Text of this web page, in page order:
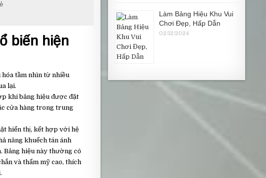
biến hiện
hóa tầm nhìn từ nhiều
lại.
khi bảng hiệu được đặt
cửa hàng trong trung
hiển thị, kết hợp với hệ
năng khuếch tán ánh
Bảng hiệu này thường có
và thẩm mỹ cao, thích
Làm Bảng Hiệu Khu Vui
Chơi Đẹp, Hấp Dẫn
02/12/2024